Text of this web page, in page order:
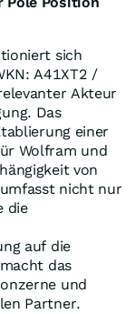
sich
A41XT2 /
Akteur
Das
einer
Wolfram und
von
nicht nur
die
auf die
das
und
Partner.